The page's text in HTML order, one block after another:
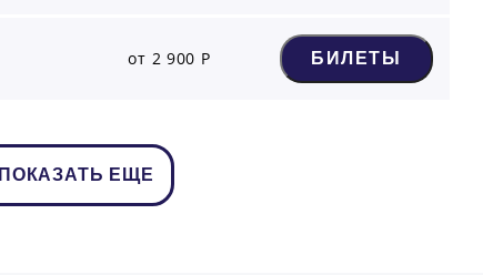
от 2 900 Р БИЛЕТЫ
ПОКАЗАТЬ ЕЩЕ